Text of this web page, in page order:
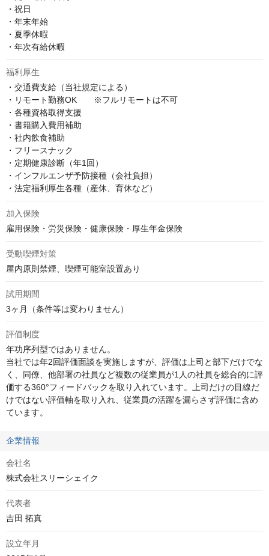
・祝日
・年末年始
・夏季休暇
・年次有給休暇
福利厚生
・交通費支給（当社規定による）
・リモート勤務OK　　※フルリモートは不可
・各種資格取得支援
・書籍購入費用補助
・社内飲食補助
・フリースナック
・定期健康診断（年1回）
・インフルエンザ予防接種（会社負担）
・法定福利厚生各種（産休、育休など）
加入保険
雇用保険・労災保険・健康保険・厚生年金保険
受動喫煙対策
屋内原則禁煙、喫煙可能室設置あり
試用期間
3ヶ月（条件等は変わりません）
評価制度
年功序列型ではありません。
当社では年2回評価面談を実施しますが、評価は上司と部下だけでな
く、同僚、他部署の社員など複数の従業員が1人の社員を総合的に評
価する360°フィードバックを取り入れています。上司だけの目線だ
けではない評価軸を取り入れ、従業員の活躍を漏らさず評価に含め
ています。
企業情報
会社名
株式会社スリーシェイク
代表者
吉田 拓真
設立年月